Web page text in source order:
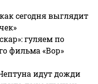
сегодня выглядит
гуляем по
фильма «Вор»
идут дожди